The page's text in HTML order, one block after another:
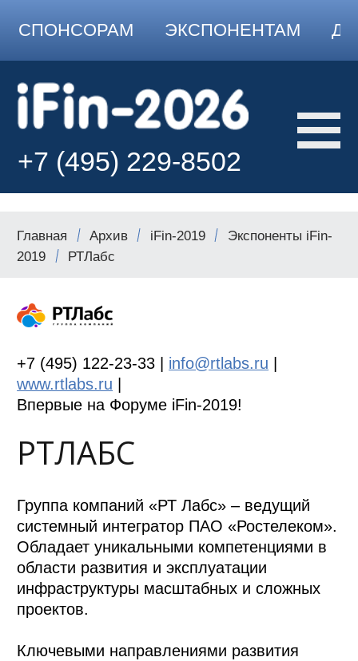
СПОНСОРАМ ЭКСПОНЕНТАМ
+7 (495) 229-8502
Главная Архив iFin-2019
Экспоненты iFin-
2019
РТЛабс
+7 (495) 122-23-33 | info@rtlabs.ru
www.rtlabs.ru
Впервые на Форуме iFin-2019!
РТЛАБС
Группа компаний «РТ Лабс» – ведущий
системный интегратор ПАО «Ростелеком».
Обладает уникальными компетенциями в
области развития и эксплуатации
инфраструктуры масштабных и сложных
проектов.
Ключевыми направлениями развития